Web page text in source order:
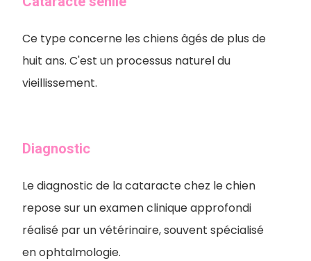
Ce type concerne les chiens âgés de plus de
huit ans. C'est un processus naturel du
vieillissement.
Diagnostic
Le diagnostic de la cataracte chez le chien
repose sur un examen clinique approfondi
réalisé par un vétérinaire, souvent spécialisé
en ophtalmologie.